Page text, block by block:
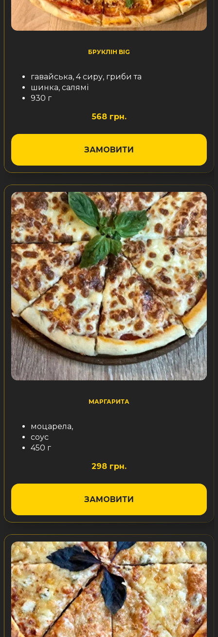
БРУКЛІН BIG
гавайська, 4 сиру, гриби та
шинка, салямі
930 г
568 грн.
ЗАМОВИТИ
МАРГАРИТА
моцарела,
соус
450 г
298 грн.
ЗАМОВИТИ